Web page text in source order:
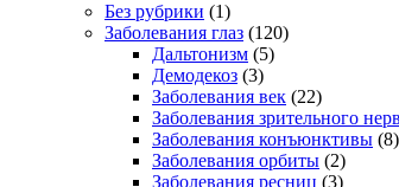
Без рубрики (1)
Заболевания глаз (120)
Дальтонизм (5)
Демодекоз (3)
Заболевания век (22)
Заболевания зрительного
Заболевания конъюнктивы (8)
Заболевания орбиты (2)
Заболевания ресниц (3)